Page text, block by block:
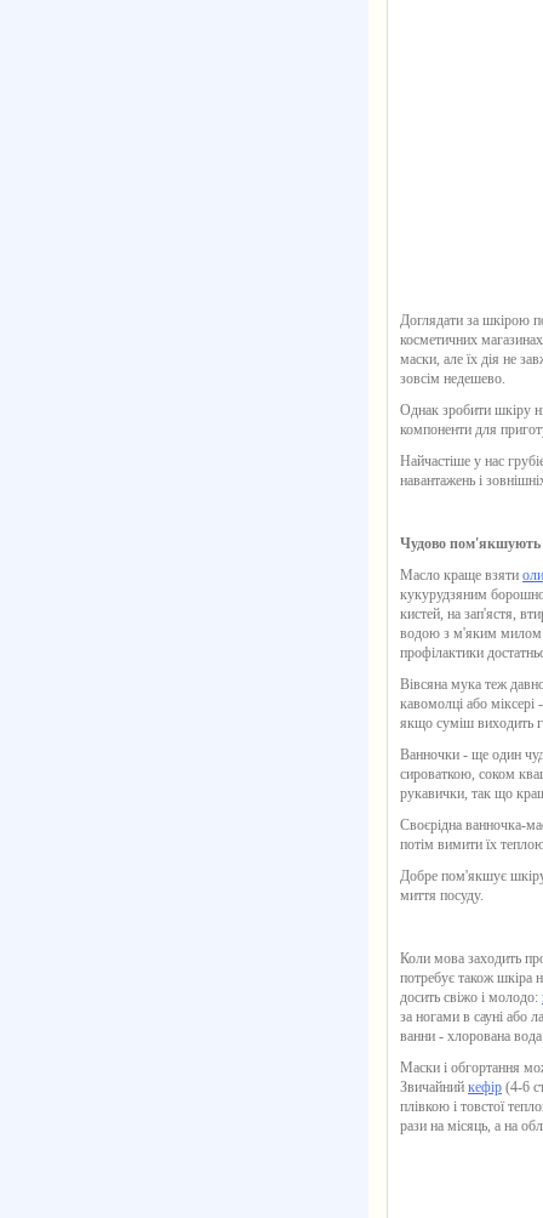
Доглядати за шкірою
косметичних
маски, але їх дія не
зовсім недешево.
Однак зробити шкіру
компоненти для
Найчастіше у нас
навантажень і
Чудово пом'якшують
Масло краще взяти
кукурудзяним
кистей, на зап'ястя,
водою з м'яким милом
профілактики
Вівсяна мука теж
кавомолці або
якщо суміш виходить
Ванночки - ще один
сироваткою, соком
рукавички, так що
Своєрідна ванночка-
потім вимити їх
Добре пом'якшує шкіру
миття посуду.
Коли мова заходить
потребує також шкіра
досить свіжо і молодо:
за ногами в сауні або
ванни - хлорована
Маски і обгортання
Звичайний кефір (4-6
плівкою і товстої
рази на місяць, а на